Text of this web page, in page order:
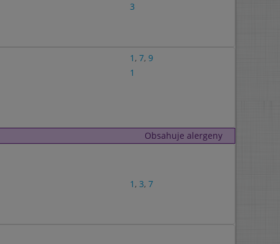
3
1 , 7, 9
1
Obsahuje alergeny
1 , 3, 7